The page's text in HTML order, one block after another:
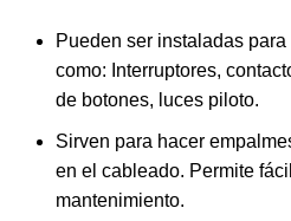
Pueden ser instaladas
como: Interruptores,
de botones, luces piloto.
Sirven para hacer
en el cableado. Permite
mantenimiento.